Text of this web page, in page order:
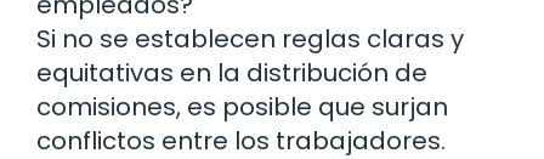
Si no se establecen reglas claras y
equitativas en la distribución de
comisiones, es posible que surjan
conflictos entre los trabajadores.